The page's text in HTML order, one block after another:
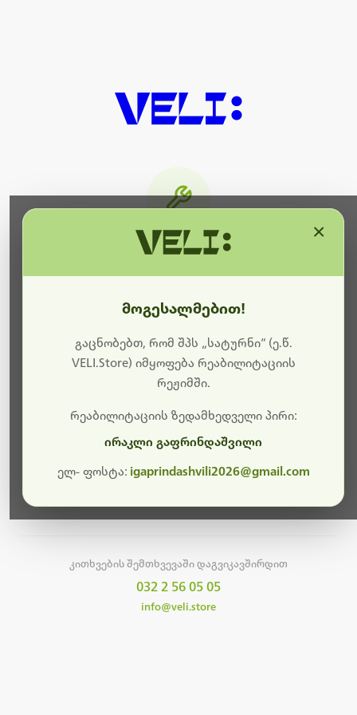
ბოდიშს გიხდით შეფერხებისთვის. ამჟამად
მიმდინარეობს საიტის განახლება და ტექნიკური
სამუშაოები.
მალე ისევ ხელმისაწვდომი იქნება. გმადლობთ
კითხვების შემთხვევაში დაგვიკავშირდით
032 2 56 05 05
info@veli.store
მოგესალმებით!
გაცნობებთ, რომ შპს „სატურნი“ (ე.წ.
VELI.Store) იმყოფება რეაბილიტაციის
რეჟიმში.
რეაბილიტაციის ზედამხედველი პირი:
ირაკლი გაფრინდაშვილი
ელ- ფოსტა: igaprindashvili2026@gmail.com
×